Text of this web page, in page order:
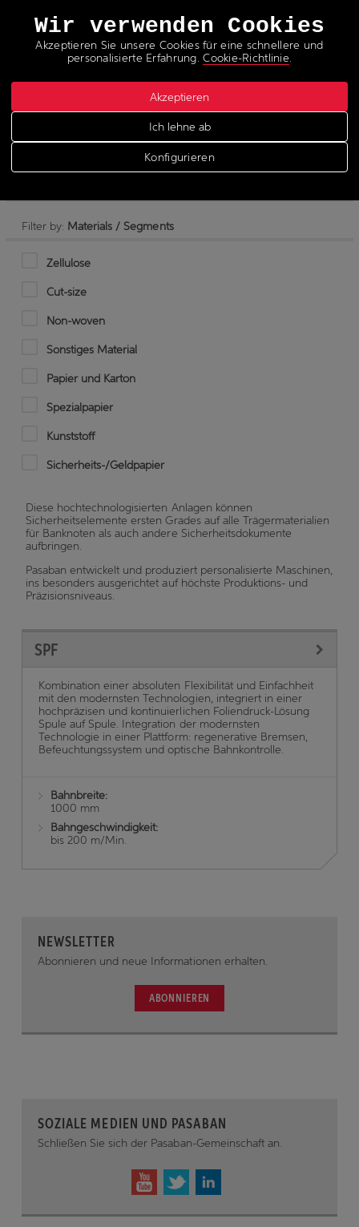
Die Folienprägelinie
Filter by: Materials / Segments
Zellulose
Cut-size
Non-woven
Sonstiges Material
Papier und Karton
Spezialpapier
Kunststoff
Sicherheits-/Geldpapier
Diese hochtechnologisierten Anlagen können
Sicherheitselemente ersten Grades auf alle Trägermaterialien
für Banknoten als auch andere Sicherheitsdokumente
aufbringen.
Pasaban entwickelt und produziert personalisierte Maschinen,
ins besonders ausgerichtet auf höchste Produktions- und
Präzisionsniveaus.
SPF
mit den modernsten Technologien, integriert in einer
hochpräzisen und kontinuierlichen Foliendruck-Lösung
Spule auf Spule. Integration der modernsten
Technologie in einer Plattform: regenerative Bremsen,
Befeuchtungssystem und optische Bahnkontrolle.
Bahnbreite:
1000 mm
Bahngeschwindigkeit:
bis 200 m/Min.
NEWSLETTER
Abonnieren und neue Informationen erhalten.
ABONNIEREN
SOZIALE MEDIEN UND PASABAN
Schließen Sie sich der Pasaban-Gemeinschaft an.
Wir verwenden Cookies
Akzeptieren Sie unsere Cookies für eine schnellere und
personalisierte Erfahrung.Cookie-Richtlinie
Konfigurieren
Ich lehne ab
Akzeptieren